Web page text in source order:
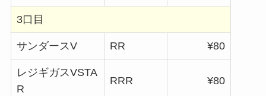
3口目
サンダースV RR ¥80
レジギガスVSTA
R
RRR ¥80